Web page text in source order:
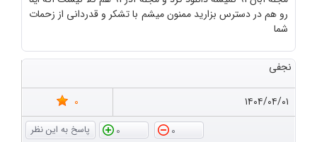
رو هم در دسترس بزارید ممنون میشم با تشکر و قدردانی از زحمات
شما
نجفی
۱۴۰۴/۰۴/۰۱
0
0
0